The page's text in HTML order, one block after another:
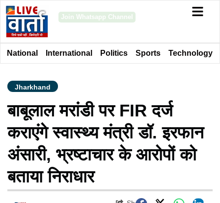
Join Whatsapp Channel
National International Politics Sports Technology
Jharkhand
बाबूलाल मरांडी पर FIR दर्ज
कराएंगे स्वास्थ्य मंत्री डॉ. इरफान
अंसारी, भ्रष्टाचार के आरोपों को
बताया निराधार